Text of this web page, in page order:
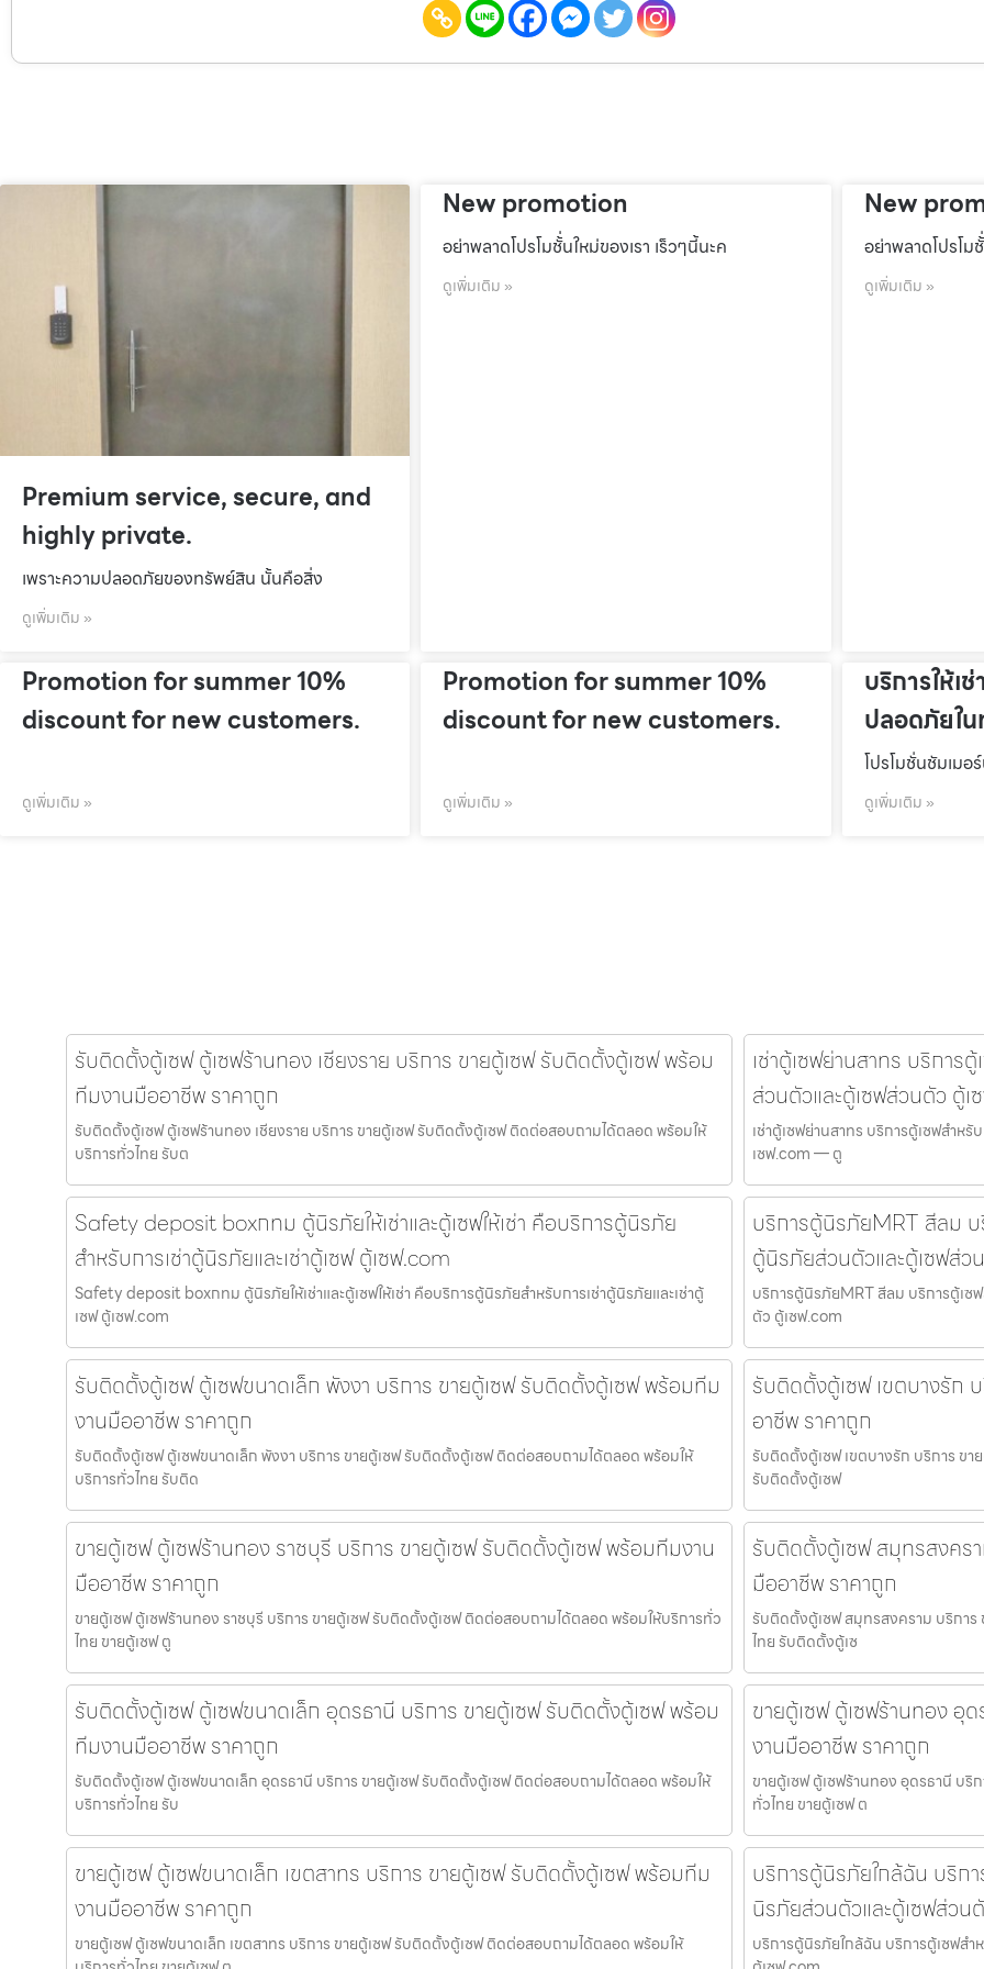
Premium service, secure, and
highly private.
เพราะความปลอดภัยของทรัพย์สิน นั้นคือสิ่ง
ดูเพิ่มเติม »
New promotion
อย่าพลาดโปรโมชั้่นใหม่ของเรา เร็วๆนี้นะค
ดูเพิ่มเติม »
New
อย่าพลาดโปรโม
ดูเพิ่มเติม »
Promotion for summer 10%
discount for new customers.
ดูเพิ่มเติม »
Promotion for summer 10%
discount for new customers.
ดูเพิ่มเติม »
บริการให้เ
ปลอดภัยใ
โปรโมชั่นชัมเมอ
ดูเพิ่มเติม »
รับติดตั้งตู้เซฟ ตู้เซฟร้านทอง เชียงราย บริการ ขายตู้เซฟ รับติดตั้งตู้เซฟ พร้อม
ทีมงานมืออาชีพ ราคาถูก
รับติดตั้งตู้เซฟ ตู้เซฟร้านทอง เชียงราย บริการ ขายตู้เซฟ รับติดตั้งตู้เซฟ ติดต่อสอบถามได้ตลอด พร้อมให้
บริการทั่วไทย รับต
เช่าตู้เซฟย่านสาทร บริการ
ส่วนตัวและตู้เซฟส่วนตัว ตู้เ
เช่าตู้เซฟย่านสาทร บริการตู้เซฟสำห
เซฟ.com — ตู
Safety deposit boxกทม ตู้นิรภัยให้เช่าและตู้เซฟให้เช่า คือบริการตู้นิรภัย
สำหรับการเช่าตู้นิรภัยและเช่าตู้เซฟ ตู้เซฟ.com
Safety deposit boxกทม ตู้นิรภัยให้เช่าและตู้เซฟให้เช่า คือบริการตู้นิรภัยสำหรับการเช่าตู้นิรภัยและเช่าตู้
เซฟ ตู้เซฟ.com
บริการตู้นิรภัยMRT สีลม บ
ตู้นิรภัยส่วนตัวและตู้เซฟส่ว
บริการตู้นิรภัยMRT สีลม บริการตู้เซ
ตัว ตู้เซฟ.com
รับติดตั้งตู้เซฟ ตู้เซฟขนาดเล็ก พังงา บริการ ขายตู้เซฟ รับติดตั้งตู้เซฟ พร้อมทีม
งานมืออาชีพ ราคาถูก
รับติดตั้งตู้เซฟ ตู้เซฟขนาดเล็ก พังงา บริการ ขายตู้เซฟ รับติดตั้งตู้เซฟ ติดต่อสอบถามได้ตลอด พร้อมให้
บริการทั่วไทย รับติด
รับติดตั้งตู้เซฟ เขตบางรัก
อาชีพ ราคาถูก
รับติดตั้งตู้เซฟ เขตบางรัก บริการ ข
รับติดตั้งตู้เซฟ
ขายตู้เซฟ ตู้เซฟร้านทอง ราชบุรี บริการ ขายตู้เซฟ รับติดตั้งตู้เซฟ พร้อมทีมงาน
มืออาชีพ ราคาถูก
ขายตู้เซฟ ตู้เซฟร้านทอง ราชบุรี บริการ ขายตู้เซฟ รับติดตั้งตู้เซฟ ติดต่อสอบถามได้ตลอด พร้อมให้บริการทั่ว
ไทย ขายตู้เซฟ ตู
รับติดตั้งตู้เซฟ สมุทรสงคร
มืออาชีพ ราคาถูก
รับติดตั้งตู้เซฟ สมุทรสงคราม บริกา
ไทย รับติดตั้งตู้เซ
รับติดตั้งตู้เซฟ ตู้เซฟขนาดเล็ก อุดรธานี บริการ ขายตู้เซฟ รับติดตั้งตู้เซฟ พร้อม
ทีมงานมืออาชีพ ราคาถูก
รับติดตั้งตู้เซฟ ตู้เซฟขนาดเล็ก อุดรธานี บริการ ขายตู้เซฟ รับติดตั้งตู้เซฟ ติดต่อสอบถามได้ตลอด พร้อมให้
บริการทั่วไทย รับ
ขายตู้เซฟ ตู้เซฟร้านทอง อุ
งานมืออาชีพ ราคาถูก
ขายตู้เซฟ ตู้เซฟร้านทอง อุดรธานี บ
ทั่วไทย ขายตู้เซฟ ต
ขายตู้เซฟ ตู้เซฟขนาดเล็ก เขตสาทร บริการ ขายตู้เซฟ รับติดตั้งตู้เซฟ พร้อมทีม
งานมืออาชีพ ราคาถูก
ขายตู้เซฟ ตู้เซฟขนาดเล็ก เขตสาทร บริการ ขายตู้เซฟ รับติดตั้งตู้เซฟ ติดต่อสอบถามได้ตลอด พร้อมให้
บริการตู้นิรภัยใกล้ฉัน บริกา
นิรภัยส่วนตัวและตู้เซฟส่วน
บริการตู้นิรภัยใกล้ฉัน บริการตู้เซฟส